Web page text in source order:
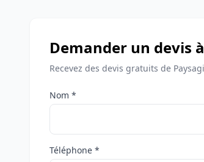
Demander un devis
Recevez des devis gratuits de
Nom *
Téléphone *